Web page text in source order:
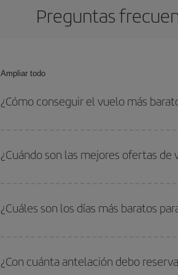
Preguntas
Ampliar todo
¿Cómo conseguir el vuelo más
fechas y horarios de ida y vuelta.
¿Cuándo son las mejores ofertas
periodos de vacaciones escolares son
precios encontrarás.
¿Cuáles son los días más baratos
quieres ir y en qué fechas habías pensado
para que puedas encontrar la mejor oferta.
¿Con cuánta antelación debo